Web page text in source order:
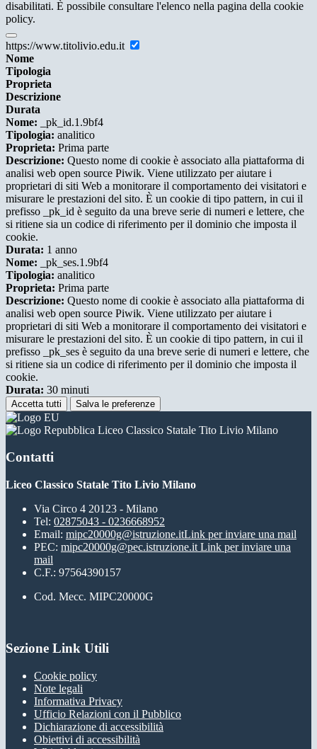
disabilitati. È possibile consultare l'elenco nella pagina della cookie
policy.
https://www.titolivio.edu.it
Nome
Tipologia
Proprieta
Descrizione
Durata
Nome: _pk_id.1.9bf4
Tipologia: analitico
Proprieta: Prima parte
Descrizione: Questo nome di cookie è associato alla piattaforma di
analisi web open source Piwik. Viene utilizzato per aiutare i
proprietari di siti Web a monitorare il comportamento dei visitatori e
misurare le prestazioni del sito. È un cookie di tipo pattern, in cui il
prefisso _pk_id è seguito da una breve serie di numeri e lettere, che
si ritiene sia un codice di riferimento per il dominio che imposta il
cookie.
Durata: 1 anno
Nome: _pk_ses.1.9bf4
Tipologia: analitico
Proprieta: Prima parte
Descrizione: Questo nome di cookie è associato alla piattaforma di
analisi web open source Piwik. Viene utilizzato per aiutare i
proprietari di siti Web a monitorare il comportamento dei visitatori e
misurare le prestazioni del sito. È un cookie di tipo pattern, in cui il
prefisso _pk_ses è seguito da una breve serie di numeri e lettere, che
si ritiene sia un codice di riferimento per il dominio che imposta il
cookie.
Durata: 30 minuti
Accetta tutti Salva le preferenze
Liceo Classico Statale Tito Livio Milano
Contatti
Liceo Classico Statale Tito Livio Milano
Via Circo 4 20123 - Milano
Tel: 02875043 - 0236668952
Email: mipc20000g@istruzione.itLink per inviare una mail
PEC: mipc20000g@pec.istruzione.it Link per inviare una
mail
C.F.: 97564390157
Cod. Mecc. MIPC20000G
Sezione Link Utili
Cookie policy
Note legali
Informativa Privacy
Ufficio Relazioni con il Pubblico
Dichiarazione di accessibilità
Obiettivi di accessibilità